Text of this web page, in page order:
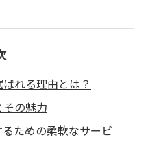
れる理由とは？
の魅力
ための柔軟なサービ